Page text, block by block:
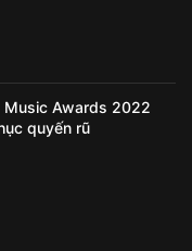
Music Awards 2022
quyến rũ